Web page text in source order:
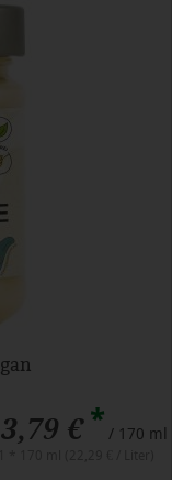
3,79 €* / 170 ml